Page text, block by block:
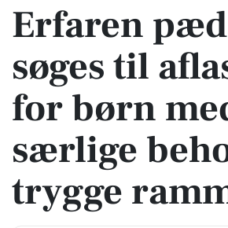
Erfaren
søges til
for børn
særlige
trygge